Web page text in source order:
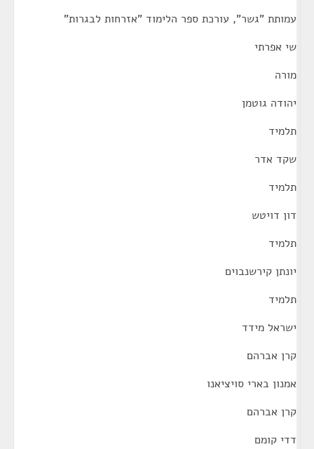
עמותת "גשר", עורכת ספר הלימוד "אזרחות לבגרות"
שי אפרתי
מורה
יהודה גוטמן
תלמיד
שקד אדר
תלמיד
דון דויטש
תלמיד
יונתן קירשנבוים
תלמיד
ישראל מידד
קרן אברהם
אמנון בארי סויציאנו
קרן אברהם
דדי קומם